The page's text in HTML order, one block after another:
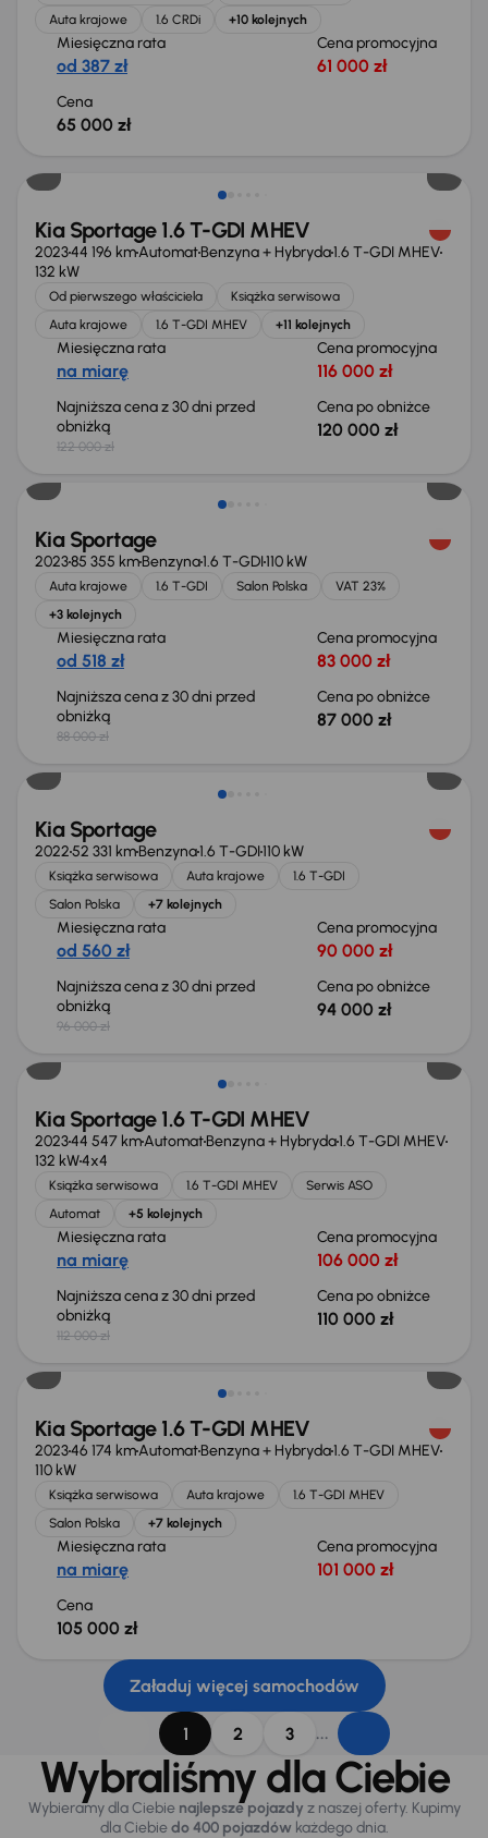
Auta krajowe
1.6 CRDi +10 kolejnych
Miesięczna rata
od 387 zł
Cena promocyjna
61 000 zł
Cena
65 000 zł
Kia Sportage 1.6 T-GDI MHEV
202344 196 kmAutomatBenzyna + Hybryda1.6 T-GDI MHEV
132 kW
Od pierwszego właściciela
Książka serwisowa
Auta krajowe
1.6 T-GDI MHEV +11 kolejnych
Miesięczna rata
na miarę
Cena promocyjna
116 000 zł
Najniższa cena z 30 dni przed
obniżką
122 000 zł
Cena po obniżce
120 000 zł
Świeżo skupione
Kia Sportage
202385 355 kmBenzyna1.6 T-GDI110 kW
Auta krajowe 1.6 T-GDI Salon Polska
VAT 23%
+3 kolejnych
Miesięczna rata
od 518 zł
Cena promocyjna
83 000 zł
Najniższa cena z 30 dni przed
obniżką
88 000 zł
Cena po obniżce
87 000 zł
Świeżo skupione
Kia Sportage
202252 331 kmBenzyna1.6 T-GDI110 kW
Książka serwisowa Auta krajowe
1.6 T-GDI
Salon Polska
+7 kolejnych
Miesięczna rata
od 560 zł
Cena promocyjna
90 000 zł
Najniższa cena z 30 dni przed
obniżką
96 000 zł
Cena po obniżce
94 000 zł
Świeżo skupione
Kia Sportage 1.6 T-GDI MHEV
202344 547 kmAutomatBenzyna + Hybryda1.6 T-GDI MHEV
132 kW4x4
Książka serwisowa 1.6 T-GDI MHEV
Serwis ASO
Automat
+5 kolejnych
Miesięczna rata
na miarę
Cena promocyjna
106 000 zł
Najniższa cena z 30 dni przed
obniżką
112 000 zł
Cena po obniżce
110 000 zł
Świeżo skupione
Kia Sportage 1.6 T-GDI MHEV
202346 174 kmAutomatBenzyna + Hybryda1.6 T-GDI MHEV
110 kW
Książka serwisowa Auta krajowe
1.6 T-GDI MHEV
Salon Polska
+7 kolejnych
Miesięczna rata
na miarę
Cena promocyjna
101 000 zł
Cena
105 000 zł
Załaduj więcej samochodów
1 2 3 ...
Wybraliśmy dla Ciebie
Wybieramy dla Ciebie najlepsze pojazdy z naszej oferty. Kupimy
dla Ciebiedo 400 pojazdówkażdego dnia.